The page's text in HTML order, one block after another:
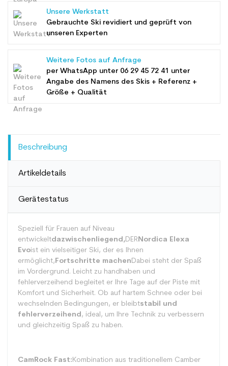
Unsere Werkstatt
Gebrauchte Ski revidiert und geprüft von
unseren Experten
Weitere Fotos auf Anfrage
per WhatsApp unter 06 29 45 72 41 unter
Angabe des Namens des Skis + Referenz +
Größe + Qualität
Beschreibung
Artikeldetails
Gerätestatus
Speziell für Frauen auf Niveau
entwickeltdazwischenliegend,DERNordica Elexa
Evoist ein vielseitiger Ski, der es Ihnen
ermöglicht,Fortschritte machenDabei steht der Spaß
im Vordergrund. Leicht zu handhaben und
fehlerverzeihend begleitet er Ihre Tage auf der Piste mit
Komfort und Sicherheit. Ob auf hartem Schnee oder bei
wechselnden Bedingungen, er bleibtstabil und
fehlerverzeihend, ideal, um Ihre Technik zu verbessern
und gleichzeitig Spaß zu haben.
CamRock Fast: Kombination aus traditionellem Camber